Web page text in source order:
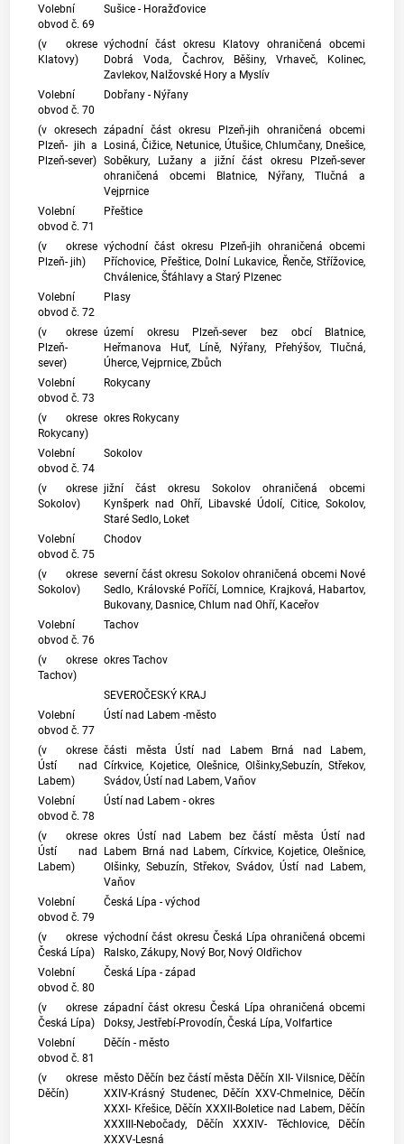
Volební
obvod č. 69
Sušice - Horažďovice
(v okrese
Klatovy)
východní část okresu Klatovy ohraničená obcemi
Dobrá Voda, Čachrov, Běšiny, Vrhaveč, Kolinec,
Zavlekov, Nalžovské Hory a Myslív
Volební
obvod č. 70
Dobřany - Nýřany
(v okresech
Plzeň- jih a
Plzeň-sever)
západní část okresu Plzeň-jih ohraničená obcemi
Losiná, Čižice, Netunice, Útušice, Chlumčany, Dnešice,
Soběkury, Lužany a jižní část okresu Plzeň-sever
ohraničená obcemi Blatnice, Nýřany, Tlučná a
Vejprnice
Volební
obvod č. 71
Přeštice
(v okrese
Plzeň- jih)
východní část okresu Plzeň-jih ohraničená obcemi
Příchovice, Přeštice, Dolní Lukavice, Řenče, Střížovice,
Chválenice, Šťáhlavy a Starý Plzenec
Volební
obvod č. 72
Plasy
(v okrese
Plzeň-
sever)
území okresu Plzeň-sever bez obcí Blatnice,
Heřmanova Huť, Líně, Nýřany, Přehýšov, Tlučná,
Úherce, Vejprnice, Zbůch
Volební
obvod č. 73
Rokycany
(v okrese
Rokycany)
okres Rokycany
Volební
obvod č. 74
Sokolov
(v okrese
Sokolov)
jižní část okresu Sokolov ohraničená obcemi
Kynšperk nad Ohří, Libavské Údolí, Citice, Sokolov,
Staré Sedlo, Loket
Volební
obvod č. 75
Chodov
(v okrese
Sokolov)
severní část okresu Sokolov ohraničená obcemi Nové
Sedlo, Královské Poříčí, Lomnice, Krajková, Habartov,
Bukovany, Dasnice, Chlum nad Ohří, Kaceřov
Volební
obvod č. 76
Tachov
(v okrese
Tachov)
okres Tachov
SEVEROČESKÝ KRAJ
Volební
obvod č. 77
Ústí nad Labem -město
(v okrese
Ústí nad
Labem)
části města Ústí nad Labem Brná nad Labem,
Církvice, Kojetice, Olešnice, Olšinky,Sebuzín, Střekov,
Svádov, Ústí nad Labem, Vaňov
Volební
obvod č. 78
Ústí nad Labem - okres
(v okrese
Ústí nad
Labem)
okres Ústí nad Labem bez částí města Ústí nad
Labem Brná nad Labem, Církvice, Kojetice, Olešnice,
Olšinky, Sebuzín, Střekov, Svádov, Ústí nad Labem,
Vaňov
Volební
obvod č. 79
Česká Lípa - východ
(v okrese
Česká Lípa)
východní část okresu Česká Lípa ohraničená obcemi
Ralsko, Zákupy, Nový Bor, Nový Oldřichov
Volební
obvod č. 80
Česká Lípa - západ
(v okrese
Česká Lípa)
západní část okresu Česká Lípa ohraničená obcemi
Doksy, Jestřebí-Provodín, Česká Lípa, Volfartice
Volební
obvod č. 81
Děčín - město
(v okrese
Děčín)
město Děčín bez částí města Děčín XII- Vilsnice, Děčín
XXIV-Krásný Studenec, Děčín XXV-Chmelnice, Děčín
XXXI- Křešice, Děčín XXXII-Boletice nad Labem, Děčín
XXXIII-Nebočady, Děčín XXXIV- Těchlovice, Děčín
XXXV-Lesná